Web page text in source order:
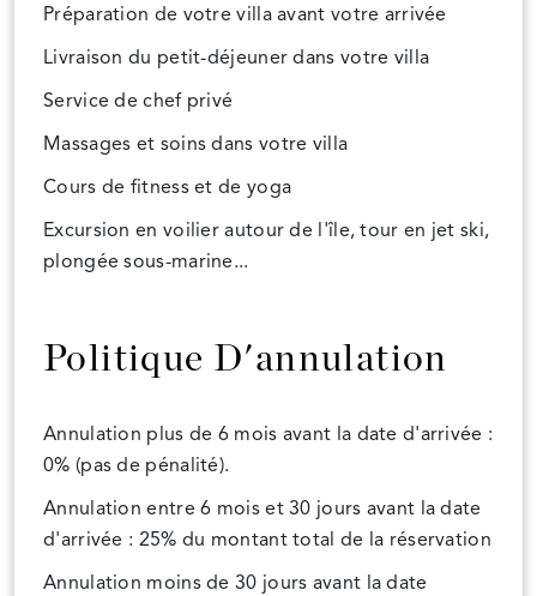
Préparation de votre villa avant votre arrivée
Livraison du petit-déjeuner dans votre villa
Service de chef privé
Massages et soins dans votre villa
Cours de fitness et de yoga
Excursion en voilier autour de l'île, tour en jet ski,
plongée sous-marine...
Politique D'annulation
Annulation plus de 6 mois avant la date d'arrivée :
0% (pas de pénalité).
Annulation entre 6 mois et 30 jours avant la date
d'arrivée : 25% du montant total de la réservation
Annulation moins de 30 jours avant la date